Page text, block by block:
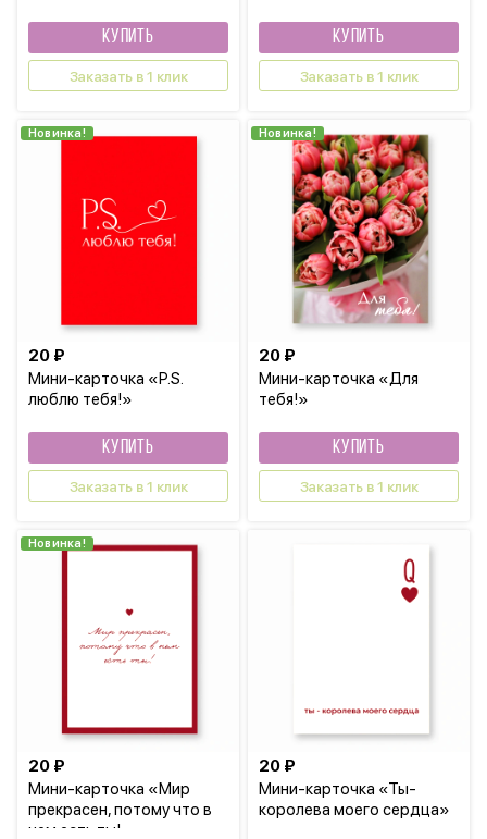
КУПИТЬ
Заказать в 1 клик
КУПИТЬ
Заказать в 1 клик
Новинка!
Мини-карточка «Р.S.
люблю тебя!»
20 ₽
КУПИТЬ
Заказать в 1 клик
Новинка!
Мини-карточка «Для
тебя!»
20 ₽
КУПИТЬ
Заказать в 1 клик
Новинка!
Мини-карточка «Мир
прекрасен, потому что в
нем есть ты!»
20 ₽
Мини-карточка «Ты-
королева моего сердца»
20 ₽